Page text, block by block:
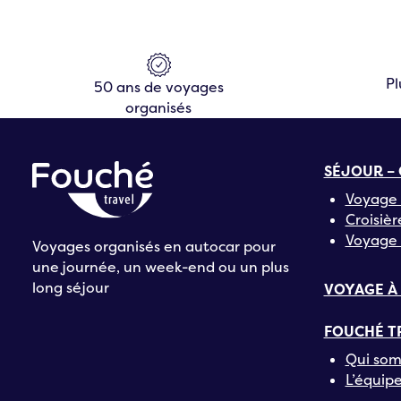
50 ans de voyages
organisés
Voyages organisés en autocar pour
une journée, un week-end ou un plus
long séjour
SÉJOUR –
VOYAGE
FOUCHÉ
Qui
L’équipe